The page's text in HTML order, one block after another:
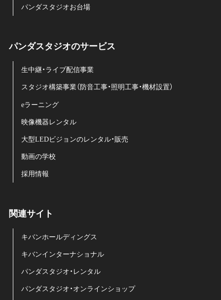
パンダスタジオお台場
パンダスタジオのサービス
生中継・ライブ配信事業
スタジオ構築事業（防音工事・照明工事・機材設置）
eラーニング
映像機器レンタル
大型LEDビジョンのレンタル・販売
動画の学校
採用情報
関連サイト
キバンホールディングス
キバンインターナショナル
パンダスタジオ・レンタル
パンダスタジオ・オンラインショップ